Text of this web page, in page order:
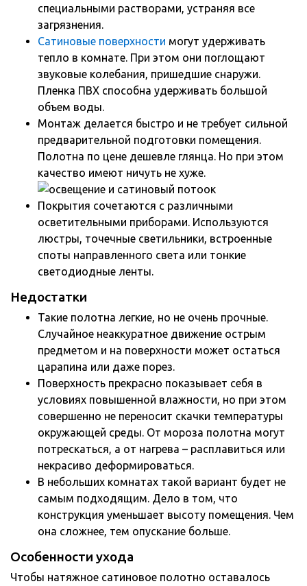
специальными растворами, устраняя все
загрязнения.
Сатиновые поверхности могут удерживать
тепло в комнате. При этом они поглощают
звуковые колебания, пришедшие снаружи.
Пленка ПВХ способна удерживать большой
объем воды.
Монтаж делается быстро и не требует сильной
предварительной подготовки помещения.
Полотна по цене дешевле глянца. Но при этом
качество имеют ничуть не хуже.
Покрытия сочетаются с различными
осветительными приборами. Используются
люстры, точечные светильники, встроенные
споты направленного света или тонкие
светодиодные ленты.
Недостатки
Такие полотна легкие, но не очень прочные.
Случайное неаккуратное движение острым
предметом и на поверхности может остаться
царапина или даже порез.
Поверхность прекрасно показывает себя в
условиях повышенной влажности, но при этом
совершенно не переносит скачки температуры
окружающей среды. От мороза полотна могут
потрескаться, а от нагрева – расплавиться или
некрасиво деформироваться.
В небольших комнатах такой вариант будет не
самым подходящим. Дело в том, что
конструкция уменьшает высоту помещения. Чем
она сложнее, тем опускание больше.
Особенности ухода
Чтобы натяжное сатиновое полотно оставалось